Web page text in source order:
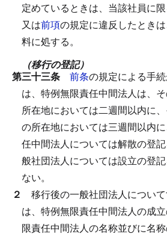
定めているときは、当該社員に限
又は前項の規定に違反したとき
料に処する。
（移行の登記）
第三十三条 前条の規定による手
は、特例無限責任中間法人は、
所在地においては二週間以内に
の所在地においては三週間以内
任中間法人については解散の登
般社団法人については設立の登
ない。
２ 移行後の一般社団法人につい
は、特例無限責任中間法人の成
限責任中間法人の名称並びに名